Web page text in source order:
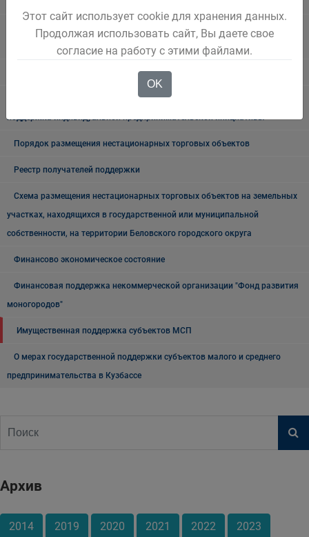
Границы территорий, на которых запрещена розничная продажа
алкогольной продукции
Национальный проект Малое и среднее предпринимательство и
поддержка индивидуальной предпринимательской инициативы
Порядок размещения нестационарных торговых объектов
Реестр получателей поддержки
Схема размещения нестационарных торговых объектов на земельных
участках, находящихся в государственной или муниципальной
собственности, на территории Беловского городского округа
Финансово экономическое состояние
Финансовая поддержка некоммерческой организации "Фонд развития
моногородов"
Имущественная поддержка субъектов МСП
О мерах государственной поддержки субъектов малого и среднего
предпринимательства в Кузбассе
Архив
2014 2019 2020 2021 2022 2023
Этот сайт использует cookie для хранения данных.
Продолжая использовать сайт, Вы даете свое
согласие на работу с этими файлами.
OK